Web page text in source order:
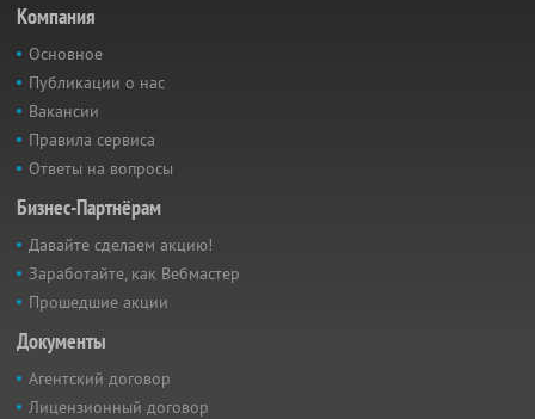
Компания
Основное
Публикации о нас
Вакансии
Правила сервиса
Ответы на вопросы
Бизнес-Партнёрам
Давайте сделаем акцию!
Заработайте, как Вебмастер
Прошедшие акции
Документы
Агентский договор
Лицензионный договор